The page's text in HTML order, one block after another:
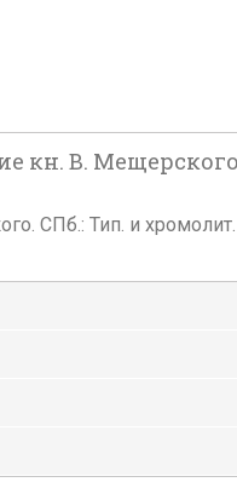
кн. В.
СПб.: Тип. и